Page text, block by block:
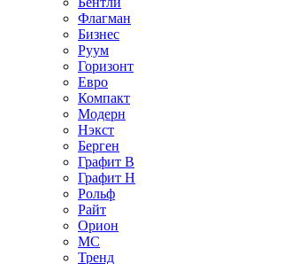
Флагман
Бизнес
Руум
Горизонт
Евро
Компакт
Модерн
Нэкст
Берген
Графит В
Графит Н
Рольф
Райт
Орион
МС
Тренд